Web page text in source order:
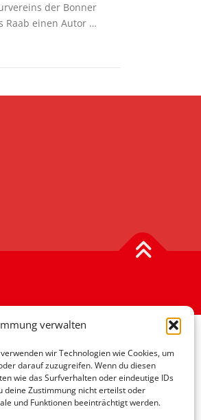
verwalten
wir Technologien wie Cookies, um
darauf zuzugreifen. Wenn du diesen
wie das Surfverhalten oder eindeutige IDs
deine Zustimmung nicht erteilst oder
und Funktionen beeinträchtigt werden.
der Bonner
Raab einen Autor …